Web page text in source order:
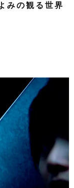
みの観る世界